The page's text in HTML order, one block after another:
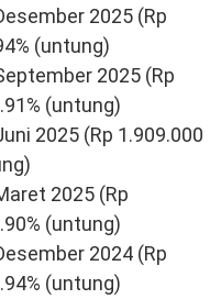
2025 (Rp
(untung)
2025 (Rp
(untung)
2025 (Rp 1.909.000
2025 (Rp
(untung)
2024 (Rp
(untung)